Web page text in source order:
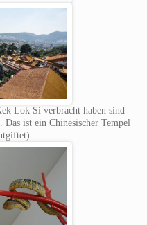
Lok Si verbracht haben sind
ist ein Chinesischer Tempel